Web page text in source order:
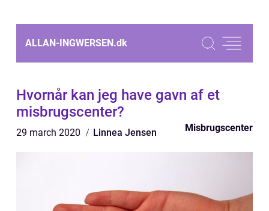
ALLAN-INGWERSEN.dk
Hvornår kan jeg have gavn af et
misbrugscenter?
29 march 2020 Linnea Jensen Misbrugscenter